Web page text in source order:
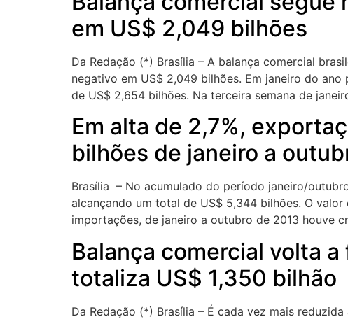
em US$ 2,049 bilhões
Da Redação (*) Brasília – A balança comercial
negativo em US$ 2,049 bilhões. Em janeiro do
de US$ 2,654 bilhões. Na terceira semana de
Em alta de 2,7%,
bilhões de janeiro a
Brasília – No acumulado do período janeiro/
alcançando um total de US$ 5,344 bilhões. O
importações, de janeiro a outubro de 2013 houve
Balança comercial volta
totaliza US$ 1,350 bilhão
Da Redação (*) Brasília – É cada vez mais